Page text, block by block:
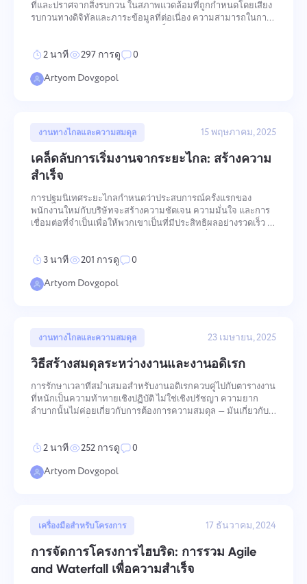
ที่และปราศจากสิ่งรบกวน ในสภาพแวดล้อมที่ถูกกำหนดโดยเสียง
รบกวนทางดิจิทัลและภาระข้อมูลที่ต่อเนื่อง ความสามารถในการ
ต้องก2 นาที 297 การดู
0
Artyom Dovgopol
งานทางไกลและความสมดุล 15 พฤษภาคม, 2025
เคล็ดลับการเริ่มงานจากระยะไกล: สร้างความ
สำเร็จ
การปฐมนิเทศระยะไกลกำหนดว่าประสบการณ์ครั้งแรกของ
พนักงานใหม่กับบริษัทจะสร้างความชัดเจน ความมั่นใจ และการ
เชื่อมต่อที่จำเป็นเพื่อให้พวกเขาเป็นที่มีประสิทธิผลอย่างรวดเร็ว —
การปฐมนิเทศที่ไม่
3 นาที 201 การดู
0
Artyom Dovgopol
งานทางไกลและความสมดุล 23 เมษายน, 2025
วิธีสร้างสมดุลระหว่างงานและงานอดิเรก
การรักษาเวลาที่สม่ำเสมอสำหรับงานอดิเรกควบคู่ไปกับตารางงาน
ที่หนักเป็นความท้าทายเชิงปฏิบัติ ไม่ใช่เชิงปรัชญา ความยาก
ลำบากนั้นไม่ค่อยเกี่ยวกับการต้องการความสมดุล — มันเกี่ยวกับ
บริบท และการอ
2 นาที 252 การดู
0
Artyom Dovgopol
เครื่องมือสำหรับโครงการ 17 ธันวาคม, 2024
การจัดการโครงการไฮบริด: การรวม Agile
and Waterfall เพื่อความสำเร็จ
รายงานข้อผิดพลาดในการแปล
ให้คำอธิบายของปัญหาพร้อมกับตัวเลือกที่ถูกต้อง
เรียกดูไฟล์ หรือลากและวาง
ส่ง
ชื่อ
ข้อความของคุณ
ส่ง
เมื่อคลิกที่ปุ่ม "ส่ง" คุณยินยอมให้ประมวลผลข้อมูลส่วน
บุคคลของคุณตามเอกสารต่อไปนี้:
รายงานข้อผิดพลาด
โปรดอธิบายปัญหาที่คุณพบในรายละเอียดการให้
ข้อมูลเฉพาะและอย่าลังเลที่จะแนบไฟล์ที่เกี่ยวข้อง
การมีส่วนร่วมที่ใช้งานของคุณช่วยให้เราปรับปรุง
ประสบการณ์การใช้งานเพื่อให้มั่นใจว่าบริการที่ดี
ขึ้นสำหรับทุกคน
เรียกดูไฟล์หรือลากและวาง
ส่ง
Your message has been sent
We will contact you soon
ขอบคุณที่เป็นส่วนหนึ่งของ Taskee
ใช้ในผลิตภัณฑ์ คุณช่วยให้เราดีขึ้นทุกวัน!
ฟีเจอร์
แนะนำ
ประมวลผลข้อมูลของคุณ ข้อมูลส่วนบุคคล.